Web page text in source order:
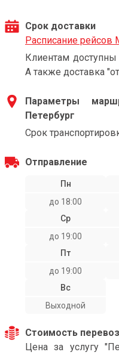
Срок доставки
Расписание рейсов
Клиентам
А также доставка
Параметры
Петербург
Срок
Отправление
Пн
до 18:00
Ср
до 19:00
Пт
до 19:00
Вс
Выходной
Стоимость
Цена за услугу